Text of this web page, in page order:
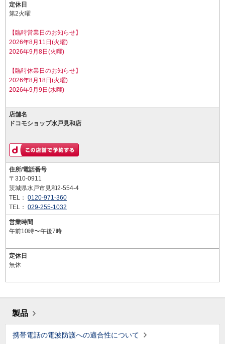
定休日
第2火曜
【臨時営業日のお知らせ】
2026年8月11日(火曜)
2026年9月8日(火曜)
【臨時休業日のお知らせ】
2026年8月18日(火曜)
2026年9月9日(水曜)
店舗名
ドコモショップ水戸見和店
住所/電話番号
〒310-0911
茨城県水戸市見和2-554-4
TEL： 0120-971-360
TEL： 029-255-1032
営業時間
午前10時〜午後7時
定休日
無休
製品
携帯電話の電波防護への適合性について